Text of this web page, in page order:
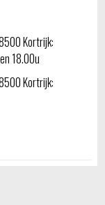
Kortrijk:
18.00u
Kortrijk: